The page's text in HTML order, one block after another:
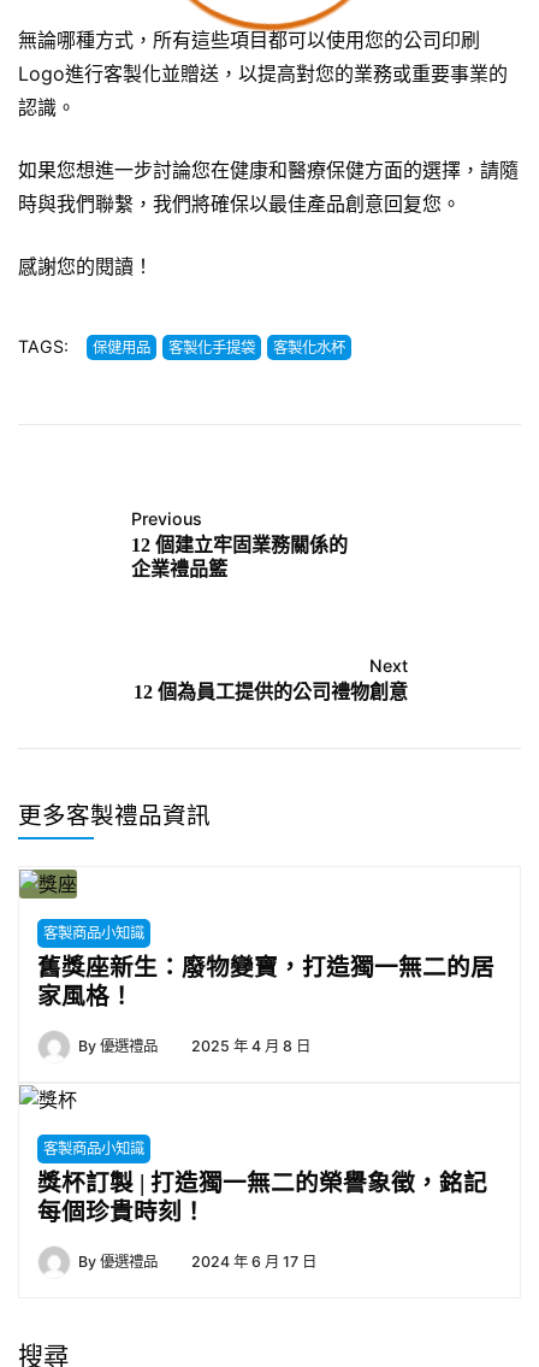
無論哪種方式，所有這些項目都可以使用您的公司印刷
Logo進行客製化並贈送，以提高對您的業務或重要事業的
認識。
如果您想進一步討論您在健康和醫療保健方面的選擇，請隨
時與我們聯繫，我們將確保以最佳產品創意回复您。
感謝您的閱讀！
TAGS: 保健用品 客製化手提袋 客製化水杯
Previous
12 個建立牢固業務關係的
企業禮品籃
Next
12 個為員工提供的公司禮物創意
更多客製禮品資訊
客製商品小知識
舊獎座新生：廢物變寶，打造獨一無二的居
家風格！
By 優選禮品 2025 年 4 月 8 日
客製商品小知識
獎杯訂製 | 打造獨一無二的榮譽象徵，銘記
每個珍貴時刻！
By 優選禮品 2024 年 6 月 17 日
搜尋